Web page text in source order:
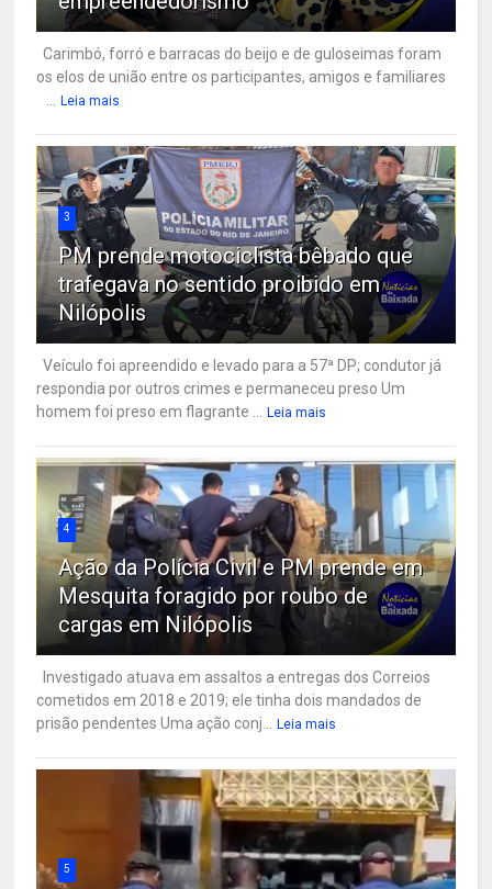
Carimbó, forró e barracas do beijo e de guloseimas foram
os elos de união entre os participantes, amigos e familiares
Leia mais
3
PM prende motociclista bêbado que
trafegava no sentido proibido em
Nilópolis
Veículo foi apreendido e levado para a 57ª DP; condutor já
respondia por outros crimes e permaneceu preso Um
homem foi preso em flagrante ...
Leia mais
4
Ação da Polícia Civil e PM prende em
Mesquita foragido por roubo de
cargas em Nilópolis
Investigado atuava em assaltos a entregas dos Correios
cometidos em 2018 e 2019; ele tinha dois mandados de
prisão pendentes Uma ação conj...
Leia mais
5